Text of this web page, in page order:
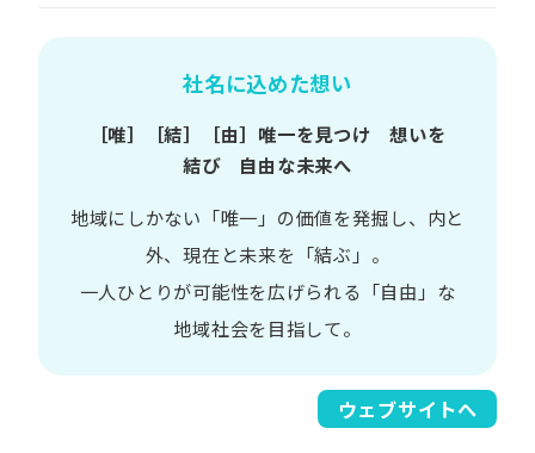
社名に込めた想い
［唯］​［結］​［由］ 唯一を​見つけ 想いを​
結び 自由な​未来へ
地域に​しかない​「唯一」の​価値を​発掘し、 内と​
外、​現在と​未来を​「結ぶ」。
一人​ひとりが​可能性を​広げられる 「自由」な​
地域社会を​目指して。​
ウェブサイトへ